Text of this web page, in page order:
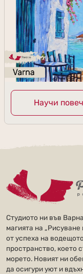
Научи
Студиото ни във
магията на
от успеха на
пространство, което
морето. Новият ни
да осигури уют и